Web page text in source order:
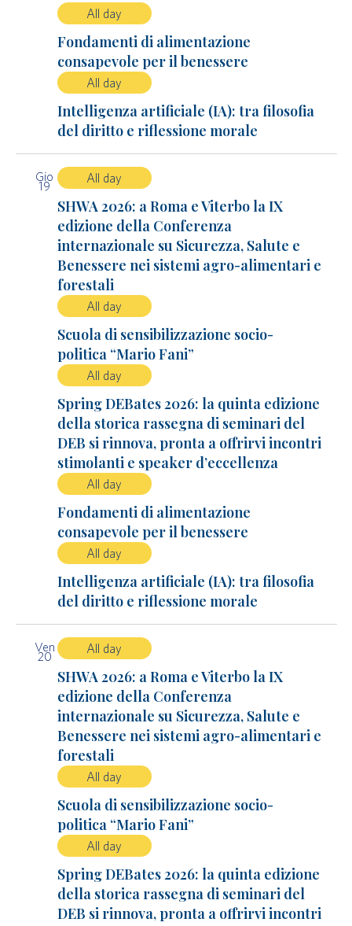
All day
Fondamenti di alimentazione
consapevole per il benessere
All day
Intelligenza artificiale (IA): tra filosofia
del diritto e riflessione morale
Gio
19
All day
SHWA 2026: a Roma e Viterbo la IX
edizione della Conferenza
internazionale su Sicurezza, Salute e
Benessere nei sistemi agro-alimentari e
forestali
All day
Scuola di sensibilizzazione socio-
politica “Mario Fani”
All day
Spring DEBates 2026: la quinta edizione
della storica rassegna di seminari del
DEB si rinnova, pronta a offrirvi incontri
stimolanti e speaker d’eccellenza
All day
Fondamenti di alimentazione
consapevole per il benessere
All day
Intelligenza artificiale (IA): tra filosofia
del diritto e riflessione morale
Ven
20
All day
SHWA 2026: a Roma e Viterbo la IX
edizione della Conferenza
internazionale su Sicurezza, Salute e
Benessere nei sistemi agro-alimentari e
forestali
All day
Scuola di sensibilizzazione socio-
politica “Mario Fani”
All day
Spring DEBates 2026: la quinta edizione
della storica rassegna di seminari del
DEB si rinnova, pronta a offrirvi incontri